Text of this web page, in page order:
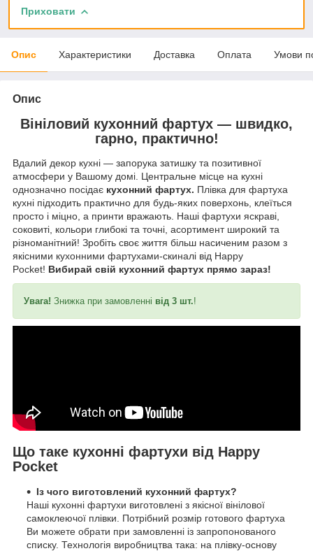
Приховати
Опис Характеристики Доставка Оплата Умови
Опис
Вініловий кухонний фартух — швидко,
гарно, практично!
Вдалий декор кухні — запорука затишку та позитивної
атмосфери у Вашому домі. Центральне місце на кухні
однозначно посідає кухонний фартух. Плівка для фартуха
кухні підходить практично для будь-яких поверхонь, клеїться
просто і міцно, а принти вражають. Наші фартухи яскраві,
соковиті, кольори глибокі та точні, асортимент широкий та
різноманітний! Зробіть своє життя більш насиченим разом з
якісними кухонними фартухами-скиналі від Happy
Pocket! Вибирай свій кухонний фартух прямо зараз!
Увага! Знижка при замовленні від 3 шт.!
Що таке кухонні фартухи від Happy
Pocket
Із чого виготовлений кухонний фартух?
Наші кухонні фартухи виготовлені з якісної вінілової
самоклеючої плівки. Потрібний розмір готового фартуха
Ви можете обрати при замовленні із запропонованого
списку. Технологія виробництва така: на плівку-основу